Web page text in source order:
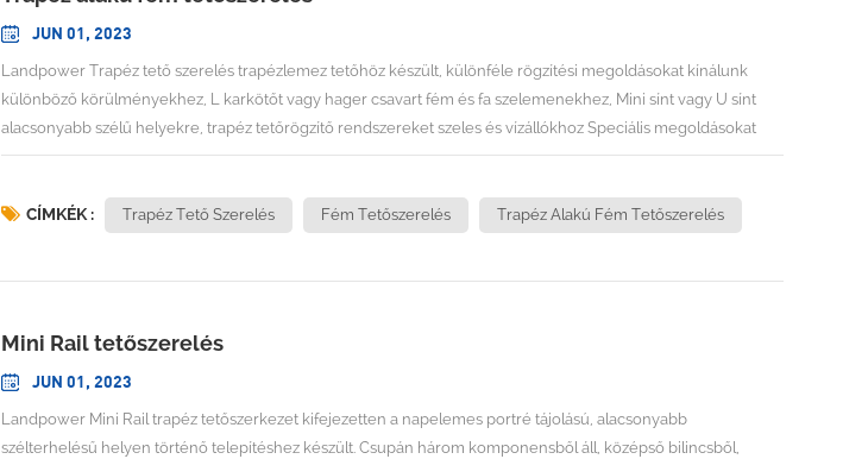
JUN 01, 2023
Landpower Trapéz tető szerelés trapézlemez tetőhöz készült, különféle rögzítési megoldásokat kínálunk
különböző körülményekhez, L karkötőt vagy hager csavart fém és fa szelemenekhez, Mini sínt vagy U sínt
alacsonyabb szélű helyekre, trapéz tetőrögzítő rendszereket szeles és vízállókhoz Speciális megoldásokat
tervezünk napelem tájolás, szélterhelés/hóterhelés, tetőviszonyok stb. alapján. Koncepciónk az, hogy a
alakú fémlemezDőlésszög: a tetővel egyenértékű (10-60 fok)Épület magasság: 20 mMax szélsebesség:
CÍMKÉK : Trapéz Tető Szerelés Fém Tetőszerelés Trapéz Alakú Fém Tetőszerelés
Mini Rail tetőszerelés
JUN 01, 2023
Landpower Mini Rail trapéz tetőszerkezet kifejezetten a napelemes portré tájolású, alacsonyabb
szélterhelésű helyen történő telepítéshez készült. Csupán három komponensből áll, középső bilincsből,